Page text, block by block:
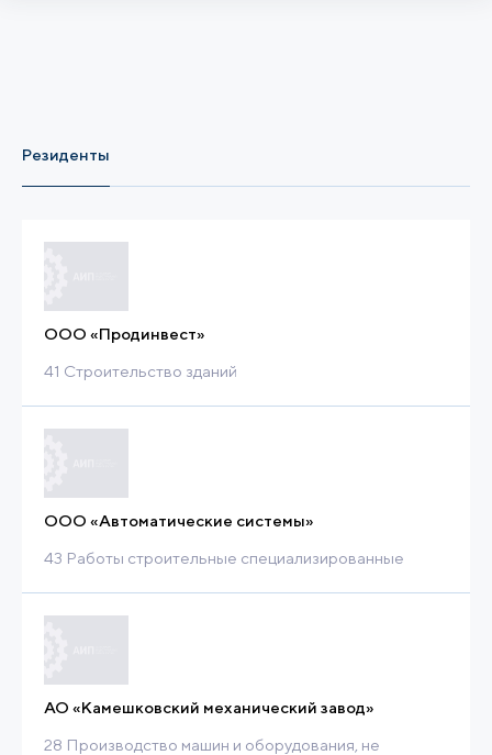
Резиденты
ООО «Продинвест»
41 Строительство зданий
ООО «Автоматические системы»
43 Работы строительные специализированные
АО «Камешковский механический завод»
28 Производство машин и оборудования, не